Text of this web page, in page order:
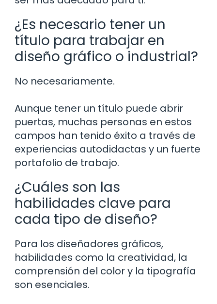
¿Es necesario tener un
título para trabajar en
diseño gráfico o industrial?
No necesariamente.
Aunque tener un título puede abrir
puertas, muchas personas en estos
campos han tenido éxito a través de
experiencias autodidactas y un fuerte
portafolio de trabajo.
¿Cuáles son las
habilidades clave para
cada tipo de diseño?
Para los diseñadores gráficos,
habilidades como la creatividad, la
comprensión del color y la tipografía
son esenciales.